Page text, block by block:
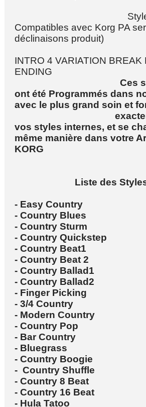
Styles
Compatibles avec Korg PA
déclinaisons produit)
-
INTRO 4 VARIATION BREAK
ENDING
Ces
ont été Programmés dans
avec le plus grand soin et
exactement
vos styles internes, et se
même manière dans votre
KORG
Liste des
- Easy Country
- Country Blues
- Country Sturm
- Country Quickstep
- Country Beat1
- Country Beat 2
- Country Ballad1
- Country Ballad2
- Finger Picking
- 3/4 Country
- Modern Country
- Country Pop
- Bar Country
- Bluegrass
- Country Boogie
- Country Shuffle
- Country 8 Beat
- Country 16 Beat
- Hula Tatoo